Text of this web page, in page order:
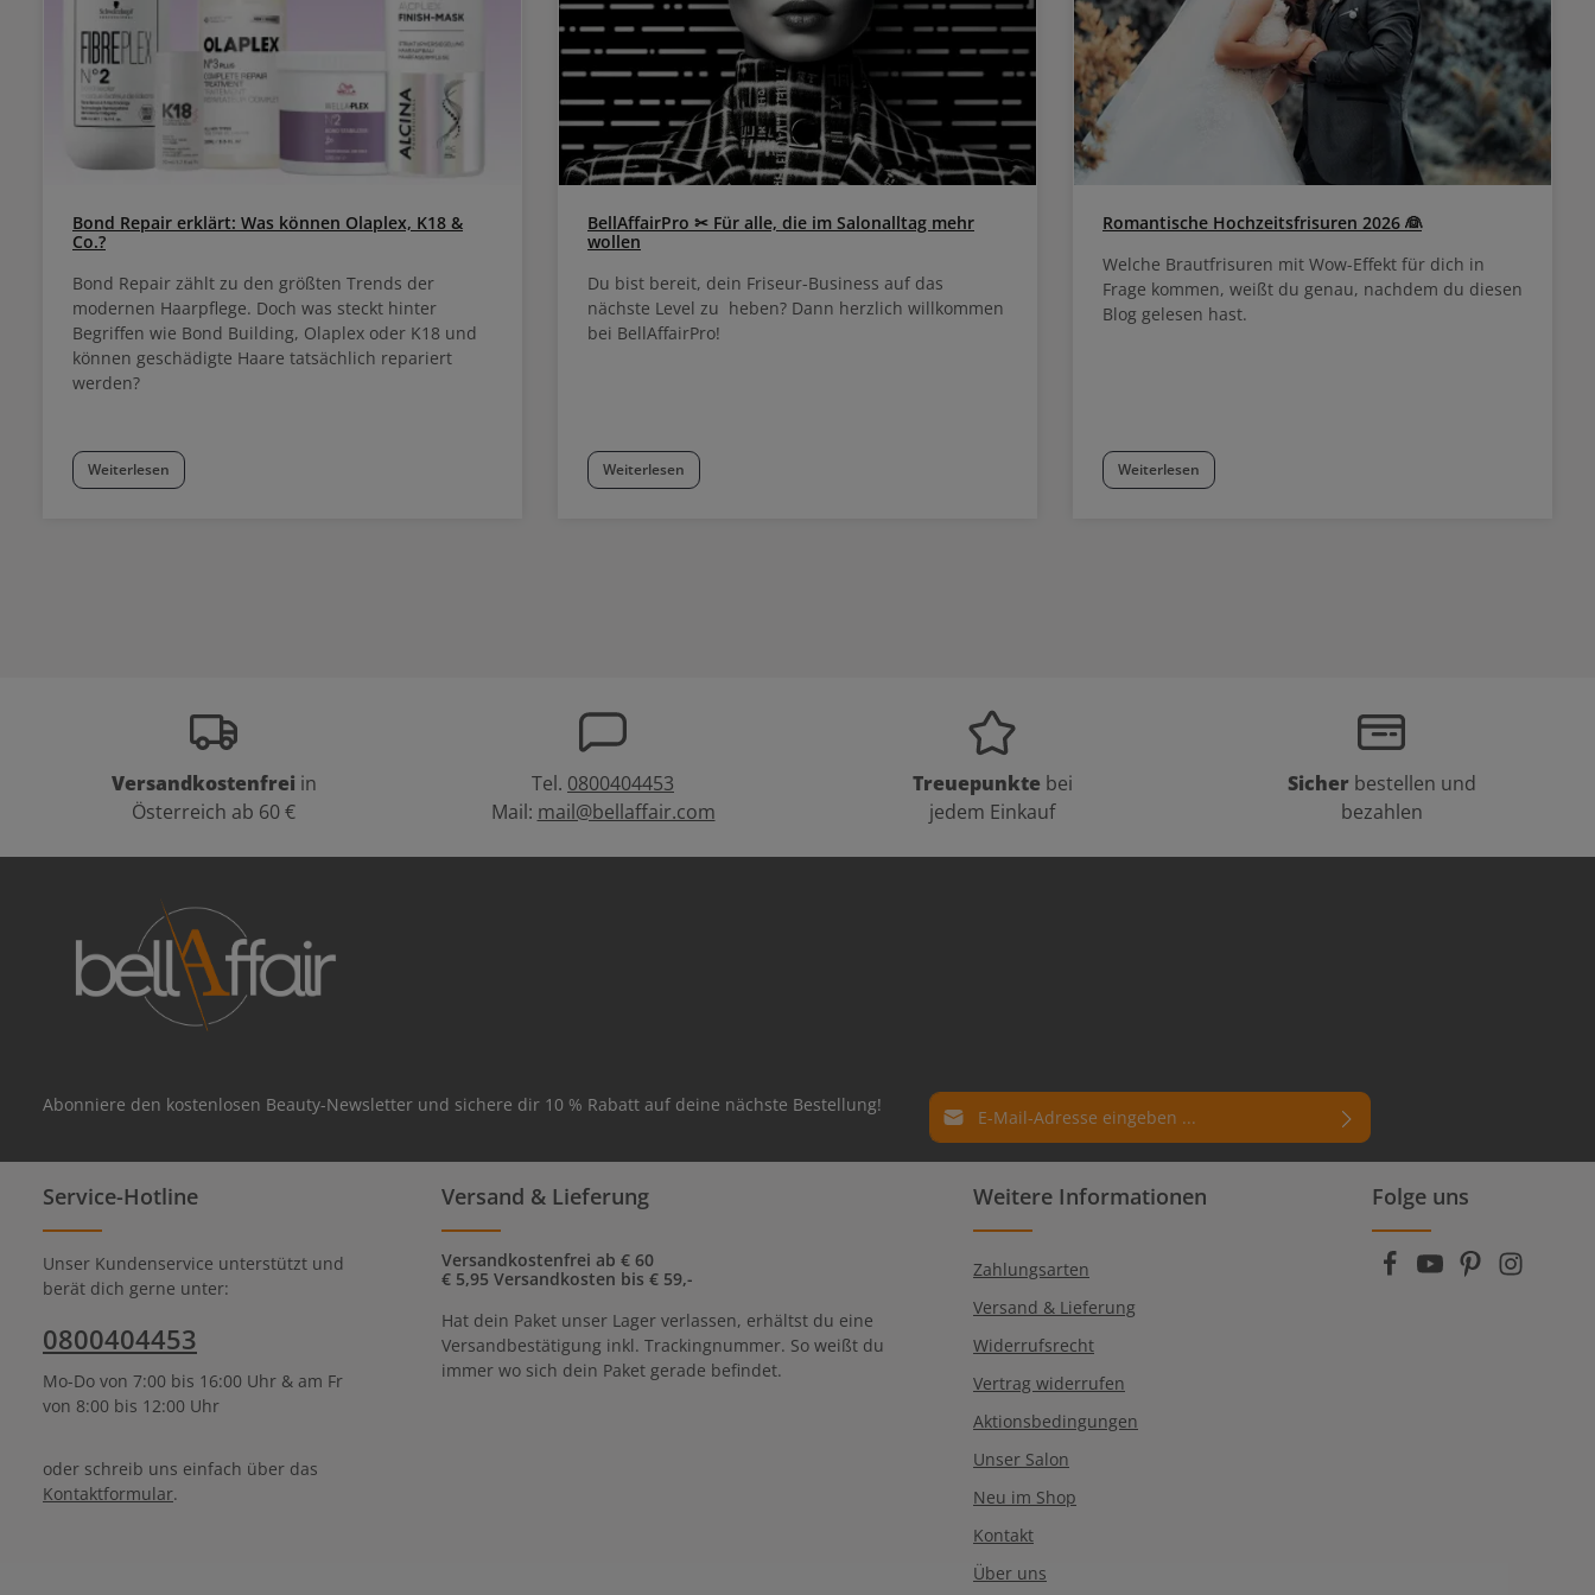
Bond Repair erklärt: Was können Olaplex, K18 &
Co.?
Bond Repair zählt zu den größten Trends der
modernen Haarpflege. Doch was steckt hinter
Begriffen wie Bond Building, Olaplex oder K18 und
können geschädigte Haare tatsächlich repariert
werden?
Weiterlesen
BellAffairPro ✂ Für alle, die im Salonalltag mehr
wollen
Du bist bereit, dein Friseur-Business auf das
nächste Level zu heben? Dann herzlich willkommen
bei BellAffairPro!
Weiterlesen
Romantische Hochzeitsfrisuren 2026 👰
Welche Brautfrisuren mit Wow-Effekt für dich in
Frage kommen, weißt du genau, nachdem du diesen
Blog gelesen hast.
Weiterlesen
Versandkostenfrei in
Österreich ab 60 €
Tel. 0800404453
Mail: mail@bellaffair.com
Treuepunkte bei
jedem Einkauf
Sicher bestellen und
bezahlen
Abonniere den kostenlosen Beauty-Newsletter und sichere dir 10 % Rabatt auf deine nächste Bestellung! E-Mail-Adresse*
Datenschutz
Ich habe dieDatenschutzbestimmungen
Die mit einem Stern (*) markierten Felder sind
Pflichtfelder.
Service-Hotline
Unser Kundenservice unterstützt und
berät dich gerne unter:
0800404453
Mo-Do von 7:00 bis 16:00 Uhr & am Fr
von 8:00 bis 12:00 Uhr
oder schreib uns einfach über das
Kontaktformular.
Versand & Lieferung
Versandkostenfrei ab € 60
€ 5,95 Versandkosten bis € 59,-
Hat dein Paket unser Lager verlassen, erhältst du eine
Versandbestätigung inkl. Trackingnummer. So weißt du
immer wo sich dein Paket gerade befindet.
Weitere Informationen
Zahlungsarten
Versand & Lieferung
Widerrufsrecht
Vertrag widerrufen
Aktionsbedingungen
Unser Salon
Neu im Shop
Kontakt
Über uns
Folge uns